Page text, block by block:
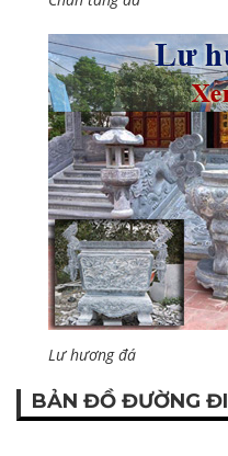
Lư hương đá
BẢN ĐỒ ĐƯỜNG ĐI